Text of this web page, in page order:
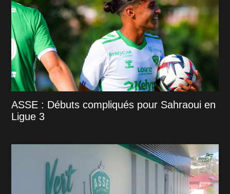
ASSE : Débuts compliqués pour Sahraoui en
Ligue 3